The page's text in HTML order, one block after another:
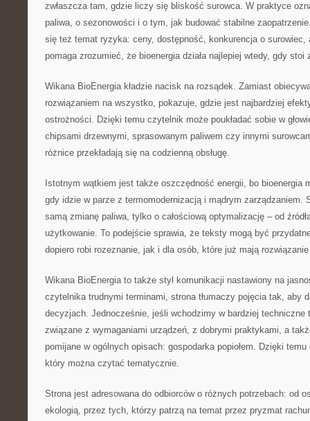
zwłaszcza tam, gdzie liczy się bliskość surowca. W praktyce
paliwa, o sezonowości i o tym, jak budować stabilne
się też temat ryzyka: ceny, dostępność, konkurencja o
pomaga zrozumieć, że bioenergia działa najlepiej wtedy, gdy stoi
Wikana BioEnergia kładzie nacisk na rozsądek. Zamiast
rozwiązaniem na wszystko, pokazuje, gdzie jest najbardziej
ostrożności. Dzięki temu czytelnik może poukładać sobie w
chipsami drzewnymi, sprasowanym paliwem czy innymi
różnice przekładają się na codzienną obsługę.
Istotnym wątkiem jest także oszczędność energii, bo bioenergia
gdy idzie w parze z termomodernizacją i mądrym zarządzaniem.
samą zmianę paliwa, tylko o całościową optymalizację – od
użytkowanie. To podejście sprawia, że teksty mogą być
dopiero robi rozeznanie, jak i dla osób, które już mają
Wikana BioEnergia to także styl komunikacji nastawiony na
czytelnika trudnymi terminami, strona tłumaczy pojęcia tak, aby
decyzjach. Jednocześnie, jeśli wchodzimy w bardziej techniczne
związane z wymaganiami urządzeń, z dobrymi praktykami, a
pomijane w ogólnych opisach: gospodarka popiołem. Dzięki
który można czytać tematycznie.
Strona jest adresowana do odbiorców o różnych potrzebach: od
ekologią, przez tych, którzy patrzą na temat przez pryzmat